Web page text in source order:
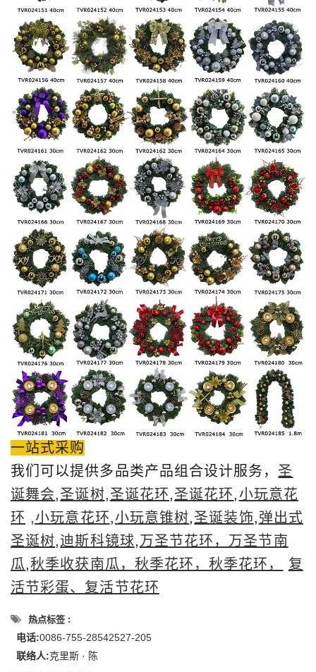
一站式采购
我们可以提供多品类产品组合设计服务，圣
诞舞会,圣诞树,圣诞花环,圣诞花环, 小玩意花
环 ,小玩意花环,小玩意锥树,圣诞装饰,弹出式
圣诞树,迪斯科镜球,万圣节花环，万圣节南
瓜,秋季收获南瓜，秋季花环，秋季花环，
复
活节彩蛋、复活节花环
热点标签 :
电话:0086-755-28542527-205
联络人:克里斯 · 陈